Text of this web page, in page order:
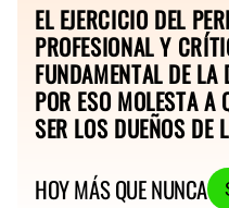
EL EJERCICIO DEL
PROFESIONAL Y
FUNDAMENTAL DE LA
POR ESO MOLESTA A
SER LOS DUEÑOS DE
HOY MÁS QUE NUNCA